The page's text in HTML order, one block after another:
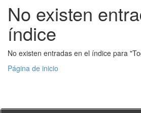
No existen
índice
No existen entradas en el índice para
Página de inicio